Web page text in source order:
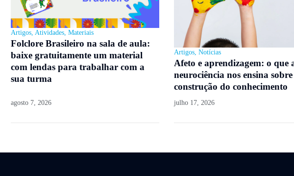
Artigos Atividades Materiais
Folclore Brasileiro na sala de aula:
baixe gratuitamente um material
com lendas para trabalhar com a
sua turma
agosto 7, 2026
Artigos, Notícias
Afeto e aprendizagem: o que
neurociência nos ensina
construção do conhecimento
julho 17, 2026